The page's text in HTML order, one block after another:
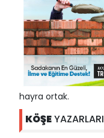
hayra ortak.
KÖŞEYAZARLARI